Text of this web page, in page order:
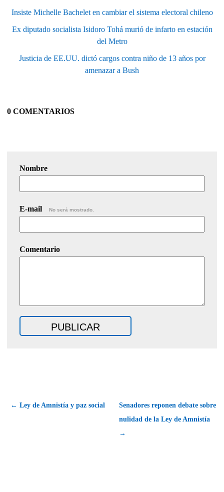
Insiste Michelle Bachelet en cambiar el sistema electoral chileno
Ex diputado socialista Isidoro Tohá murió de infarto en estación
del Metro
Justicia de EE.UU. dictó cargos contra niño de 13 años por
amenazar a Bush
0 COMENTARIOS
Nombre
E-mail No será mostrado.
Comentario
← Ley de Amnistía y paz social
Senadores reponen debate sobre
nulidad de la Ley de Amnistía
→